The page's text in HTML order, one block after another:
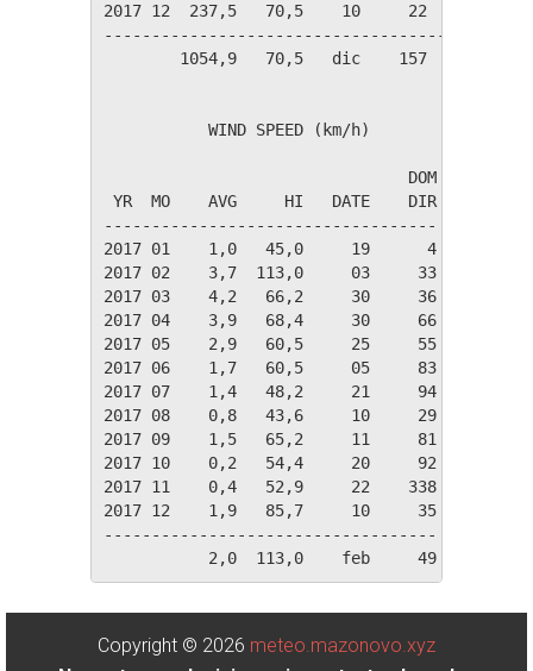
2017 12  237,5   70,5    10     22     17
1054,9   70,5   dic    157     96
           WIND SPEED (km/h)
                                DOM
YR  MO    AVG     HI   DATE    DIR
-----------------------------------
2017 01    1,0   45,0     19      4
2017 02    3,7  113,0     03     33
2017 03    4,2   66,2     30     36
2017 04    3,9   68,4     30     66
2017 05    2,9   60,5     25     55
2017 06    1,7   60,5     05     83
2017 07    1,4   48,2     21     94
2017 08    0,8   43,6     10     29
2017 09    1,5   65,2     11     81
2017 10    0,2   54,4     20     92
2017 11    0,4   52,9     22    338
2017 12    1,9   85,7     10     35
-----------------------------------
Copyright © 2026 meteo.mazonovo.xyz